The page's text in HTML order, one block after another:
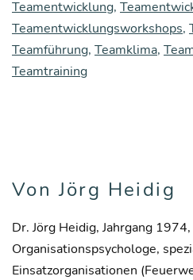
Teamentwicklung,
Teamentwicklungsworkshops,
Teamführung, Teamklima,
Teamtraining
Von Jörg Heidig
Dr. Jörg Heidig, Jahrgang
Organisationspsychologe,
Einsatzorganisationen